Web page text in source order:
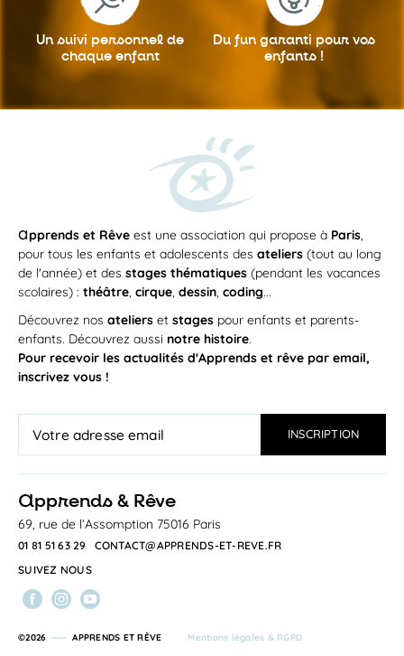
Un suivi personnel de
chaque enfant
Du fun garanti pour vos
enfants !
apprends et Rêve est une association qui propose à Paris,
pour tous les enfants et adolescents des ateliers (tout au long
de l'année) et des stages thématiques (pendant les vacances
scolaires) : théâtre, cirque, dessin, coding...
Découvrez nos ateliers et stages pour enfants et parents-
enfants. Découvrez aussi notre histoire.
Pour recevoir les actualités d'Apprends et rêve par email,
inscrivez vous !
apprends & Rêve
69, rue de l’Assomption 75016 Paris
01 81 51 63 29
CONTACT@APPRENDS-ET-REVE.FR
SUIVEZ NOUS
©2026 APPRENDS ET RÊVE Mentions légales & RGPD